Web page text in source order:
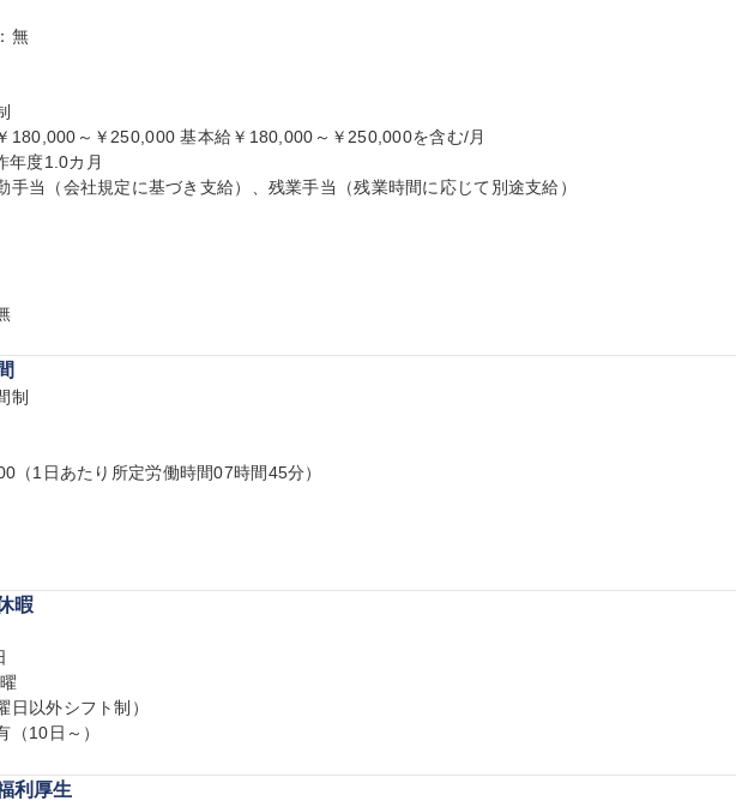
無
180,000～￥250,000 基本給￥180,000～￥250,000を含む/月
年度1.0カ月
手当（会社規定に基づき支給）、残業手当（残業時間に応じて別途支給）
制
（1日あたり所定労働時間07時間45分）
暇
日以外シフト制）
（10日～）
利厚生